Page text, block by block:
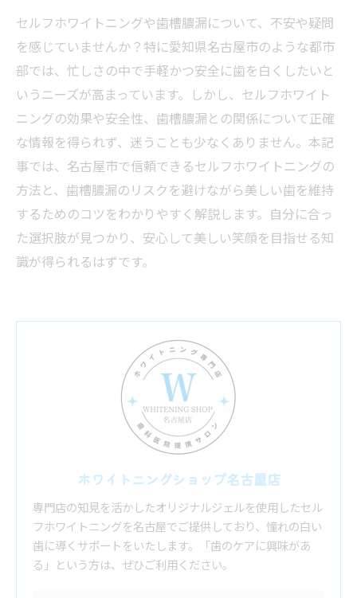
セルフホワイトニングや歯槽膿漏について、不安や疑問
を感じていませんか？特に愛知県名古屋市のような都市
部では、忙しさの中で手軽かつ安全に歯を白くしたいと
いうニーズが高まっています。しかし、セルフホワイト
ニングの効果や安全性、歯槽膿漏との関係について正確
な情報を得られず、迷うことも少なくありません。本記
事では、名古屋市で信頼できるセルフホワイトニングの
方法と、歯槽膿漏のリスクを避けながら美しい歯を維持
するためのコツをわかりやすく解説します。自分に合っ
た選択肢が見つかり、安心して美しい笑顔を目指せる知
識が得られるはずです。
ホワイトニングショップ名古屋店
専門店の知見を活かしたオリジナルジェルを使用したセル
フホワイトニングを名古屋でご提供しており、憧れの白い
歯に導くサポートをいたします。「歯のケアに興味があ
る」という方は、ぜひご利用ください。